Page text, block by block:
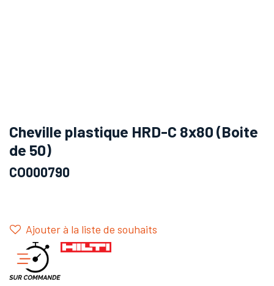
Cheville plastique HRD-C 8x80 (Boite
de 50)
CO000790
Ajouter à la liste de souhaits